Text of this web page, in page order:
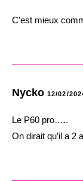
C’est mieux
Nycko 12/02/
Le P60 pro…..
On dirait qu’il a 2